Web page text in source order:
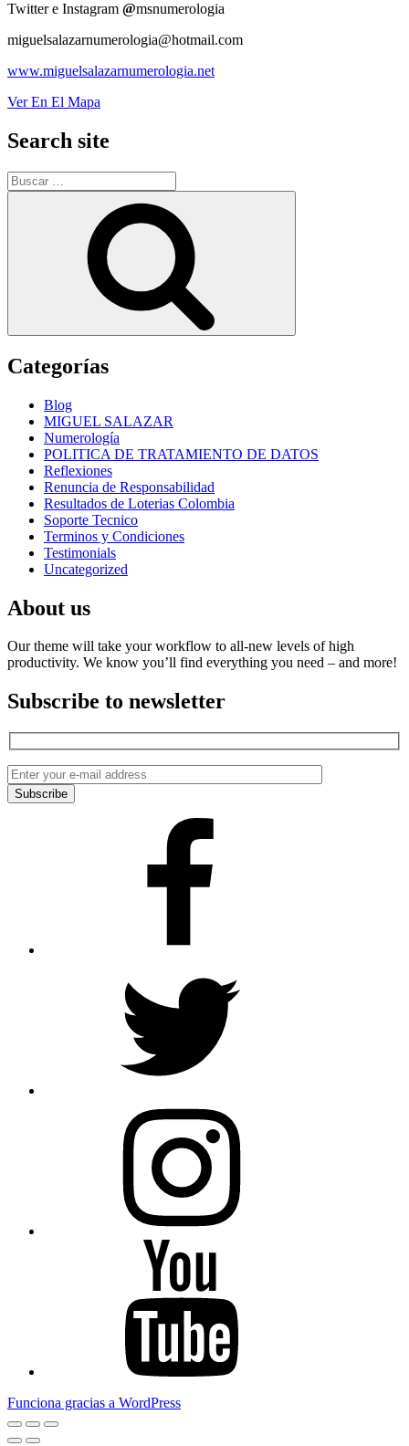
Twitter e Instagram @msnumerologia
miguelsalazarnumerologia@hotmail.com
www.miguelsalazarnumerologia.net
Ver En El Mapa
Search site
Buscar
por:
Categorías
Blog
MIGUEL SALAZAR
Numerología
POLITICA DE TRATAMIENTO DE DATOS
Reflexiones
Renuncia de Responsabilidad
Resultados de Loterias Colombia
Soporte Tecnico
Terminos y Condiciones
Testimonials
Uncategorized
About us
Our theme will take your workflow to all-new levels of high
productivity. We know you’ll find everything you need – and more!
Subscribe to newsletter
Funciona gracias a WordPress